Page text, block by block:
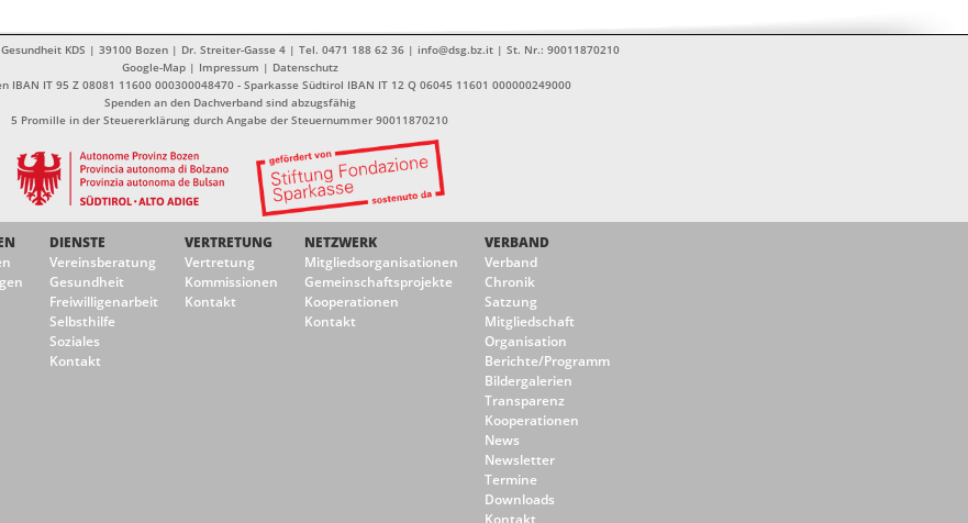
KDS | 39100 Bozen | Dr. Streiter-Gasse 4 | Tel. 0471 188 62 36 | info@dsg.bz.it | St. Nr.: 90011870210
Google-Map | Impressum | Datenschutz
IBAN IT 95 Z 08081 11600 000300048470 - Sparkasse Südtirol IBAN IT 12 Q 06045 11601 000000249000
Spenden an den Dachverband sind abzugsfähig
5 Promille in der Steuererklärung durch Angabe der Steuernummer 90011870210
DIENSTE
Vereinsberatung
Gesundheit
Freiwilligenarbeit
Selbsthilfe
Soziales
Kontakt
VERTRETUNG
Vertretung
Kommissionen
Kontakt
NETZWERK
Mitgliedsorganisationen
Gemeinschaftsprojekte
Kooperationen
Kontakt
VERBAND
Verband
Chronik
Satzung
Mitgliedschaft
Organisation
Berichte/Programm
Bildergalerien
Transparenz
Kooperationen
News
Newsletter
Termine
Downloads
Kontakt